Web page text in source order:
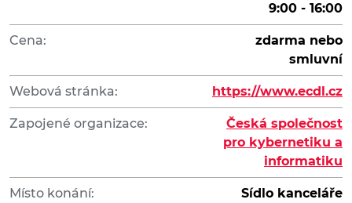
9:00 - 16:00
Cena:
zdarma nebo
smluvní
Webová stránka: https://www.ecdl.cz
Zapojené organizace:
Česká společnost
pro kybernetiku a
informatiku
Místo konání:
Sídlo kanceláře